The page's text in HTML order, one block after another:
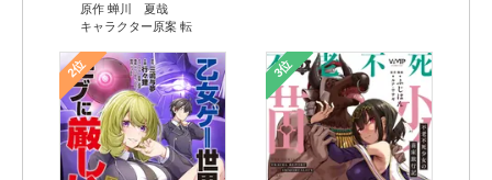
原作 蝉川 夏哉
キャラクター原案 転
2位 3位